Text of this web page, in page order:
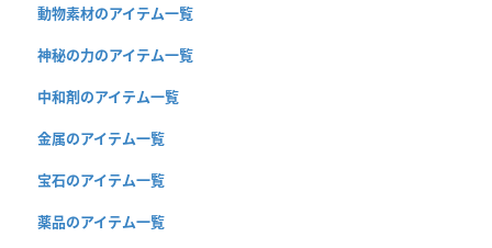
動物素材のアイテム一覧
神秘の力のアイテム一覧
中和剤のアイテム一覧
金属のアイテム一覧
宝石のアイテム一覧
薬品のアイテム一覧